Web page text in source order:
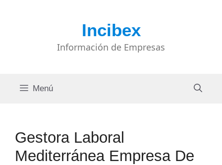
Incibex
Información de Empresas
Menú
Gestora Laboral
Mediterránea Empresa De